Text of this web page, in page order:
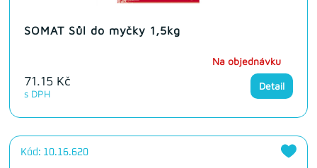
SOMAT Sůl do myčky 1,5kg
71.15 Kč
s DPH
Na objednávku
Detail
Kód: 10.16.620